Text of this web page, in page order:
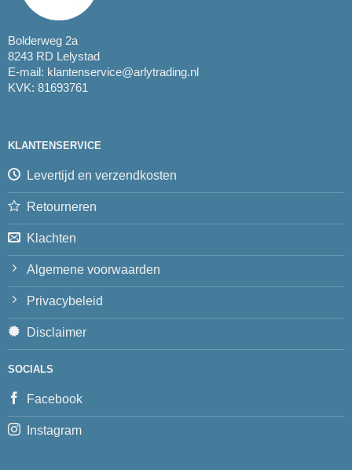
Bolderweg 2a
8243 RD Lelystad
E-mail: klantenservice@arlytrading.nl
KVK: 81693761
KLANTENSERVICE
Levertijd en verzendkosten
Retourneren
Klachten
Algemene voorwaarden
Privacybeleid
Disclaimer
SOCIALS
Facebook
Instagram